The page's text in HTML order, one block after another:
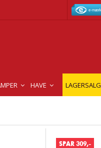
HAVE LAGERSALG
SPAR 309,-